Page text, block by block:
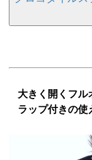
大きく開くフル
ラップ付きの使